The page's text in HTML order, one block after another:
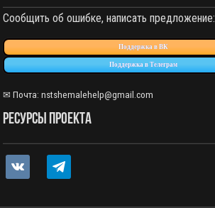
Сообщить об ошибке, написать предложение:
Поддержка в ВК
Поддержка в Телеграм
✉ Почта: nstshemalehelp@gmail.com
РЕСУРСЫ ПРОЕКТА
vkontakte telegram